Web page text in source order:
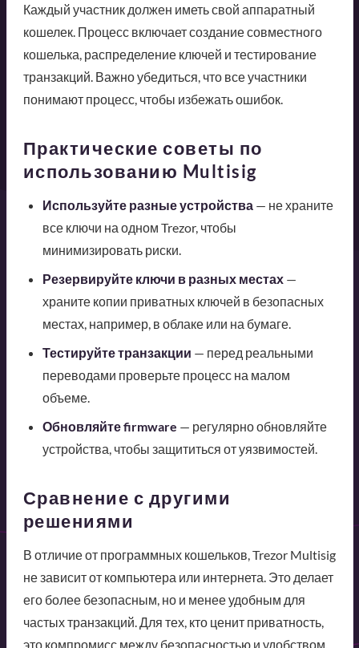
Каждый участник должен иметь свой аппаратный
кошелек. Процесс включает создание совместного
кошелька, распределение ключей и тестирование
транзакций. Важно убедиться, что все участники
понимают процесс, чтобы избежать ошибок.
Практические советы по
использованию Multisig
Используйте разные устройства— не храните
все ключи на одном Trezor, чтобы
минимизировать риски.
Резервируйте ключи в разных местах—
храните копии приватных ключей в безопасных
местах, например, в облаке или на бумаге.
Тестируйте транзакции — перед реальными
переводами проверьте процесс на малом
объеме.
Обновляйте firmware — регулярно обновляйте
устройства, чтобы защититься от уязвимостей.
Сравнение с другими
решениями
В отличие от программных кошельков, Trezor Multisig
не зависит от компьютера или интернета. Это делает
его более безопасным, но и менее удобным для
частых транзакций. Для тех, кто ценит приватность,
это компромисс между безопасностью и удобством.